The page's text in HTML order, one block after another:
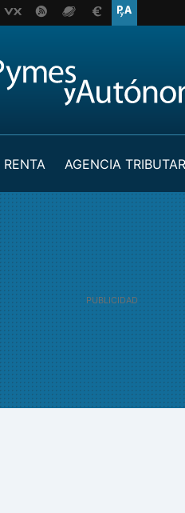
RENTA AGENCIA